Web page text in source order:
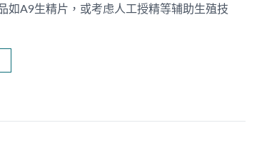
如A9生精片，或考虑人工授精等辅助生殖技